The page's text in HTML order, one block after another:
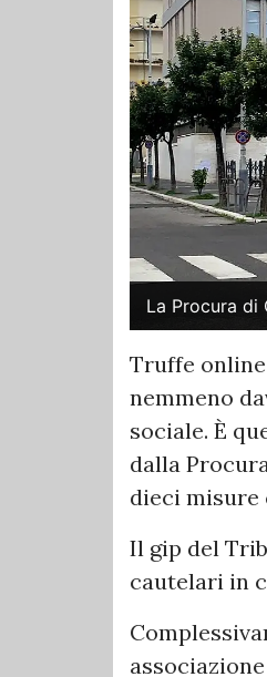
La Procura di
Truffe
nemmeno
sociale. È
dalla
dieci
Il gip del
cautelari in